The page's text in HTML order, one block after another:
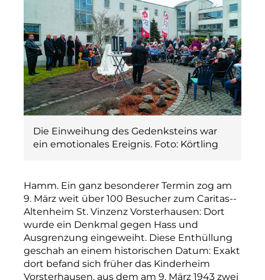
Die Einweihung des Gedenksteins war
ein emotionales Ereignis. Foto: Körtling
Hamm. Ein ganz besonderer Termin zog am
9. März weit über 100 Besucher zum Caritas-­
Altenheim St. Vinzenz Vorsterhausen: Dort
wurde ein Denkmal gegen Hass und
Ausgrenzung eingeweiht. Diese Enthüllung
geschah an einem historischen Datum: Exakt
dort befand sich früher das Kinderheim
Vorsterhausen, aus dem am 9. März 1943 zwei